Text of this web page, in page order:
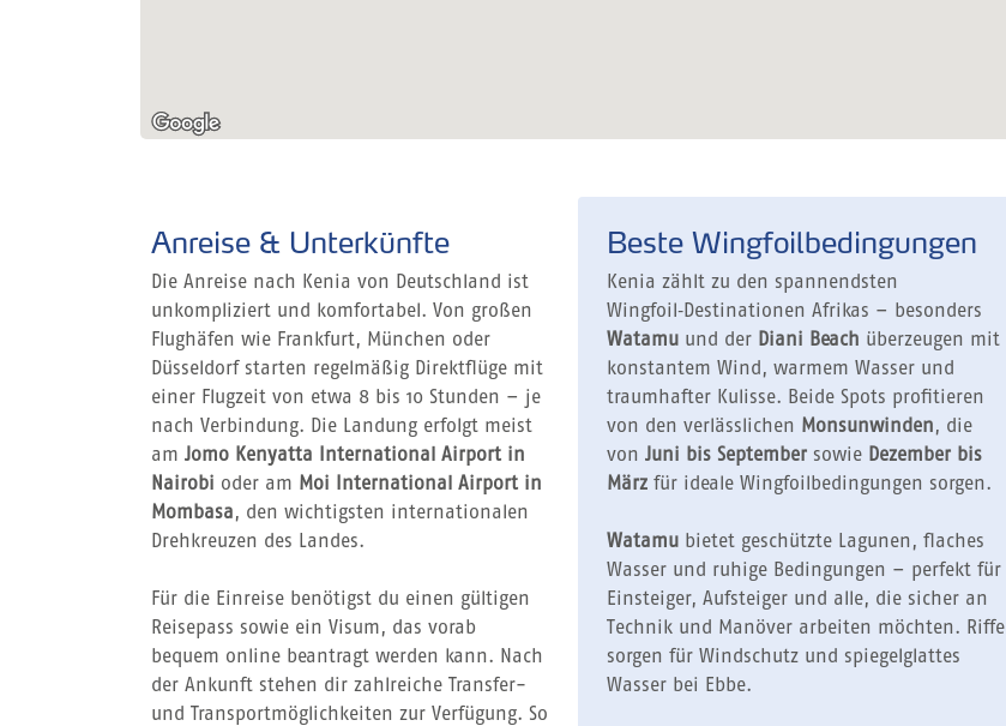
Anreise & Unterkünfte
Die Anreise nach Kenia von Deutschland ist
unkompliziert und komfortabel. Von großen
Flughäfen wie Frankfurt, München oder
Düsseldorf starten regelmäßig Direktflüge mit
einer Flugzeit von etwa 8 bis 10 Stunden – je
nach Verbindung. Die Landung erfolgt meist
am Jomo Kenyatta International Airport in
Nairobi oder am Moi International Airport in
Mombasa, den wichtigsten internationalen
Drehkreuzen des Landes.
Für die Einreise benötigst du einen gültigen
Reisepass sowie ein Visum, das vorab
bequem online beantragt werden kann. Nach
der Ankunft stehen dir zahlreiche Transfer-
und Transportmöglichkeiten zur Verfügung. So
Beste Wingfoilbedingungen
Kenia zählt zu den spannendsten
Wingfoil‑Destinationen Afrikas – besonders
Watamu und der Diani Beach überzeugen mit
konstantem Wind, warmem Wasser und
traumhafter Kulisse. Beide Spots profitieren
von den verlässlichen Monsunwinden, die
von Juni bis September sowie Dezember bis
März für ideale Wingfoilbedingungen sorgen.
Watamu bietet geschützte Lagunen, flaches
Wasser und ruhige Bedingungen – perfekt für
Einsteiger, Aufsteiger und alle, die sicher an
Technik und Manöver arbeiten möchten. Riffe
sorgen für Windschutz und spiegelglattes
Wasser bei Ebbe.